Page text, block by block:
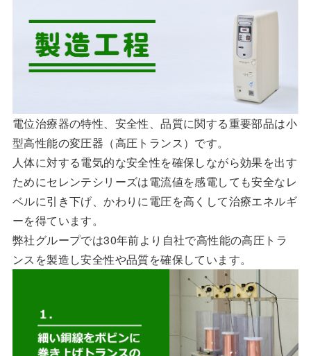
電位治療器の特性、安全性、品質に関する重要部品は小
型高性能の変圧器（高圧トランス）です。
人体に対する電気的な安全性を確保しながら効果を出す
ためにセレンテシリーズは電流値を感電しても安全なレ
ベルに引き下げ、かわりに電圧を高くして治療エネルギ
ーを得ています。
弊社グループでは30年前より自社で高性能の高圧トラ
ンスを製造し安全性や品質を確保しています。